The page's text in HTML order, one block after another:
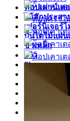
ท็อปเคาน์เต
ไม้สักประสา
เฟอร์นิเจอร์
บันไดไม้แผ่น
ขาเหล็ก
รีวิว
Showcase
สินค้า